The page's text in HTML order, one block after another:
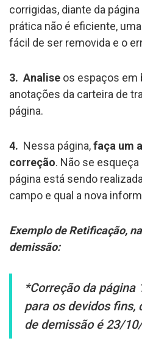
corrigidas, diante da
prática não é eficiente,
fácil de ser removida e o
3. Analise os espaços em
anotações da carteira de
página.
4. Nessa página,faça um
correção. Não se
página está sendo
campo e qual a nova
Exemplo de Retificação,
demissão:
*Correção da página
para os devidos fins,
de demissão é 23/